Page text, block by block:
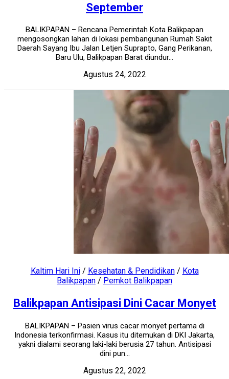
September
BALIKPAPAN – Rencana Pemerintah Kota Balikpapan
mengosongkan lahan di lokasi pembangunan Rumah Sakit
Daerah Sayang Ibu Jalan Letjen Suprapto, Gang Perikanan,
Baru Ulu, Balikpapan Barat diundur...
Agustus 24, 2022
Kaltim Hari Ini/ Kesehatan & Pendidikan/ Kota
Balikpapan / Pemkot Balikpapan
Balikpapan Antisipasi Dini Cacar Monyet
BALIKPAPAN – Pasien virus cacar monyet pertama di
Indonesia terkonfirmasi. Kasus itu ditemukan di DKI Jakarta,
yakni dialami seorang laki-laki berusia 27 tahun. Antisipasi
dini pun...
Agustus 22, 2022